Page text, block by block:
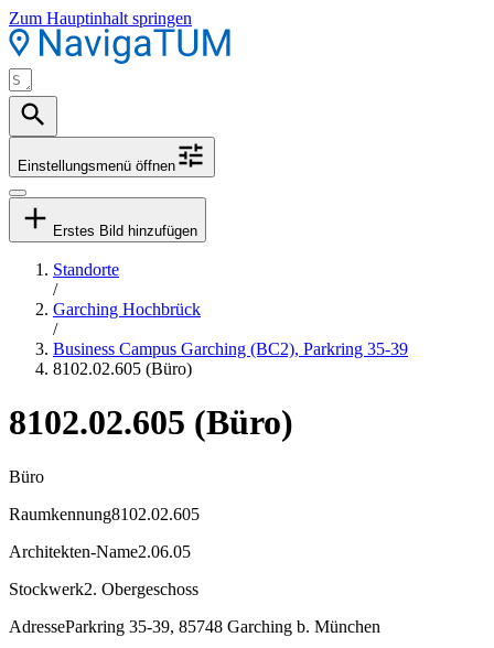
Zum Hauptinhalt springen
Einstellungsmenü öffnen
Erstes Bild hinzufügen
Standorte
/
Garching Hochbrück
/
Business Campus Garching (BC2), Parkring 35-39
8102.02.605 (Büro)
8102.02.605 (Büro)
Büro
Raumkennung8102.02.605
Architekten-Name2.06.05
Stockwerk2. Obergeschoss
AdresseParkring 35-39, 85748 Garching b. München